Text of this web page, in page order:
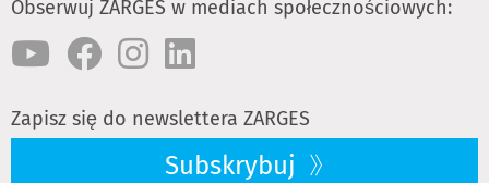
Obserwuj ZARGES w mediach społecznościowych:
Zapisz się do newslettera ZARGES
Subskrybuj